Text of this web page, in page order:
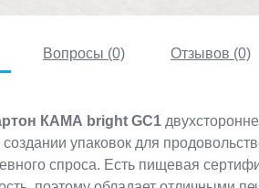
Вопросы (0) Отзывов (0)
КАМА bright GC1
упаковок для
спроса. Есть пищевая